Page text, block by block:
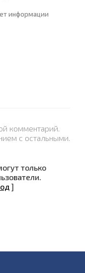
информации
комментарий.
с остальными.
только
]